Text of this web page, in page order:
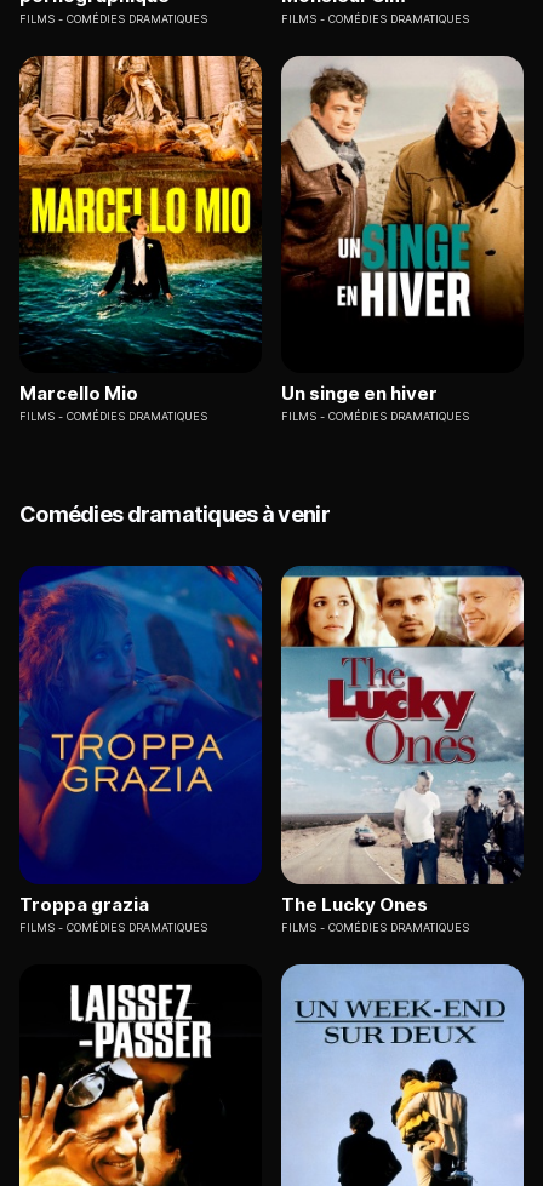
FILMS COMÉDIES DRAMATIQUES FILMS COMÉDIES DRAMATIQUES
Marcello Mio
FILMS COMÉDIES DRAMATIQUES
Un singe en hiver
FILMS COMÉDIES DRAMATIQUES
Comédies dramatiques à venir
Troppa grazia
FILMS COMÉDIES DRAMATIQUES
The Lucky Ones
FILMS COMÉDIES DRAMATIQUES